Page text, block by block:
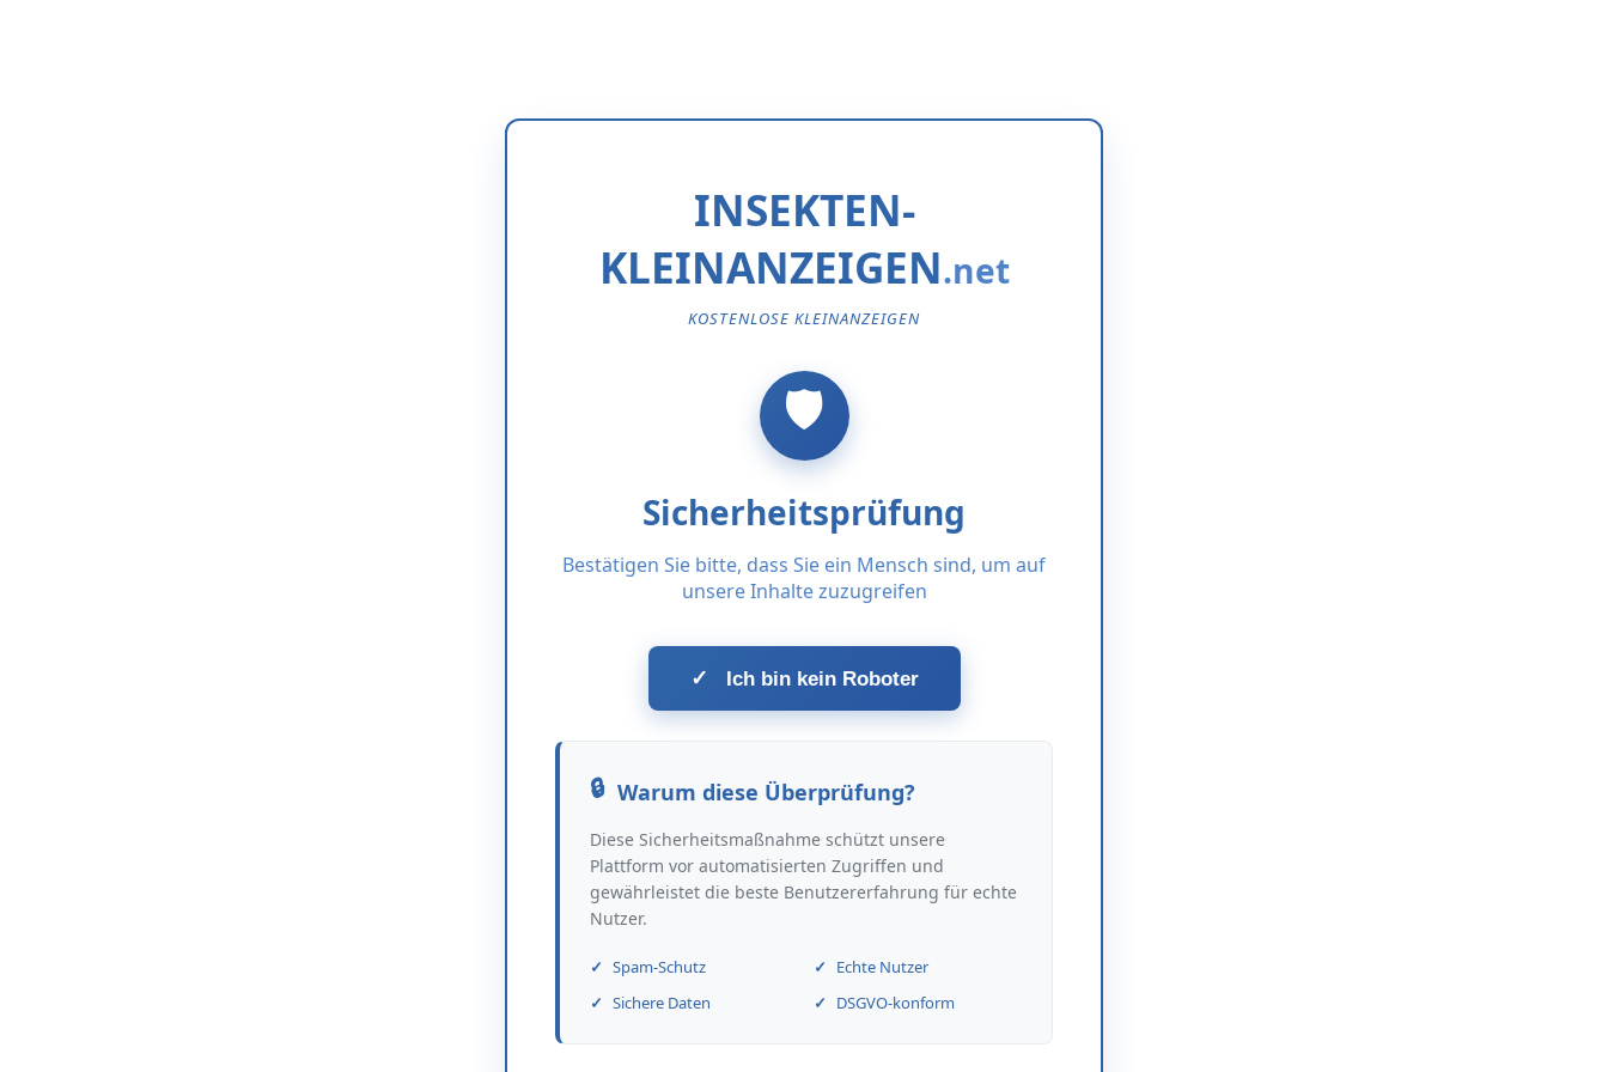
INSEKTEN-
KLEINANZEIGEN
KOSTENLOSE KLEINANZEIGEN
Sicherheitsprüfung
Bestätigen Sie bitte, dass Sie ein Mensch sind, um auf
unsere Inhalte zuzugreifen
✓ Ich bin kein Roboter
Warum diese Überprüfung?
Diese Sicherheitsmaßnahme schützt unsere
Plattform vor automatisierten Zugriffen und
gewährleistet die beste Benutzererfahrung für echte
Nutzer.
Spam-Schutz
Echte Nutzer
Sichere Daten
DSGVO-konform